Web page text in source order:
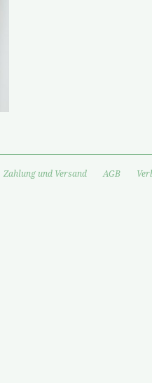
Zahlung und Versand AGB